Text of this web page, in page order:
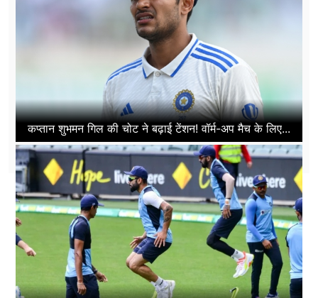
कप्तान शुभमन गिल की चोट ने बढ़ाई टेंशन! वॉर्म-अप मैच के लिए...